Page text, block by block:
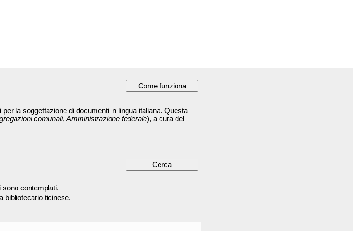
la soggettazione di documenti in lingua italiana. Questa
comunali, Amministrazione federale), a cura del
sono contemplati.
bibliotecario ticinese.